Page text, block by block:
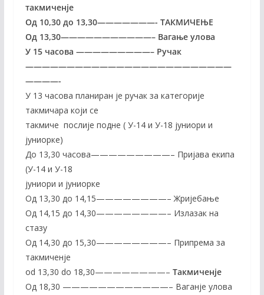
такмиченје
Од 10,30 до 13,30———————- ТАКМИЧЕЊЕ
Од 13,30———————————– Вагање улова
У 15 часова —————————– Ручак
—————————————————————————
————-
У 13 часова планиран је ручак за категорије
такмичара који се
такмиче послије подне ( У-14 и У-18 јуниори и
јуниорке)
До 13,30 часова—————————– Пријава eкипа
(У-14 и У-18
јуниори и јуниорке
Од 13,30 до 14,15————————– Жријебање
Од 14,15 до 14,30————————– Излазак на
стазу
Од 14,30 до 15,30————————– Припрема за
такмиченје
od 13,30 do 18,30————————– Такмиченје
Од 18,30 ————————————– Ваганје улова